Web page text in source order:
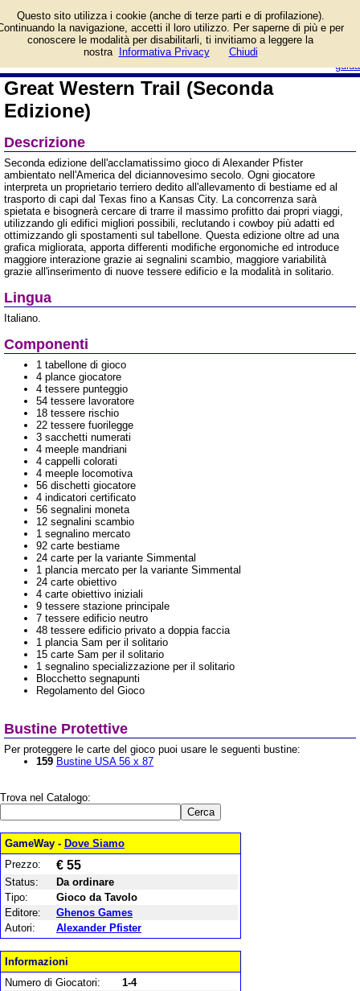
guida
Western Trail (Seconda
Edizione) e prezzo di
vendita. Prodotto da Ghenos Games
Great Western Trail (Seconda
Edizione)
Descrizione
Seconda edizione dell'acclamatissimo gioco di Alexander Pfister
ambientato nell'America del diciannovesimo secolo. Ogni giocatore
interpreta un proprietario terriero dedito all'allevamento di bestiame ed al
trasporto di capi dal Texas fino a Kansas City. La concorrenza sarà
spietata e bisognerà cercare di trarre il massimo profitto dai propri viaggi,
utilizzando gli edifici migliori possibili, reclutando i cowboy più adatti ed
ottimizzando gli spostamenti sul tabellone. Questa edizione oltre ad una
grafica migliorata, apporta differenti modifiche ergonomiche ed introduce
maggiore interazione grazie ai segnalini scambio, maggiore variabilità
grazie all'inserimento di nuove tessere edificio e la modalità in solitario.
Lingua
Italiano.
Componenti
1 tabellone di gioco
4 plance giocatore
4 tessere punteggio
54 tessere lavoratore
18 tessere rischio
22 tessere fuorilegge
3 sacchetti numerati
4 meeple mandriani
4 cappelli colorati
4 meeple locomotiva
56 dischetti giocatore
4 indicatori certificato
56 segnalini moneta
12 segnalini scambio
1 segnalino mercato
92 carte bestiame
24 carte per la variante Simmental
1 plancia mercato per la variante Simmental
24 carte obiettivo
4 carte obiettivo iniziali
9 tessere stazione principale
7 tessere edificio neutro
48 tessere edificio privato a doppia faccia
1 plancia Sam per il solitario
15 carte Sam per il solitario
1 segnalino specializzazione per il solitario
Blocchetto segnapunti
Regolamento del Gioco
Bustine Protettive
Per proteggere le carte del gioco puoi usare le seguenti bustine:
159 Bustine USA 56 x 87
Trova nel Catalogo:
GameWay - Dove Siamo
Prezzo:
€ 55
Status:
Da ordinare
Tipo:
Gioco da Tavolo
Editore:
Ghenos Games
Autori:
Alexander Pfister
Informazioni
Numero di Giocatori:
1-4
Questo sito utilizza i cookie (anche di terze parti e di profilazione).
la navigazione, accetti il loro utilizzo. Per saperne di più e per
conoscere le modalità per disabilitarli, ti invitiamo a leggere la
nostra
Informativa Privacy Chiudi